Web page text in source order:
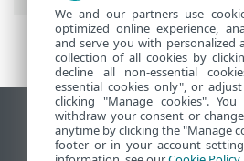
Desktop-Site anzeigen
End of Life
We and our partners use
optimized online experience,
and serve you with personalized
collection of all cookies by
decline all non-essential
essential cookies only", or
clicking "Manage cookies".
withdraw your consent or
anytime by clicking the "Manage
footer or in your account